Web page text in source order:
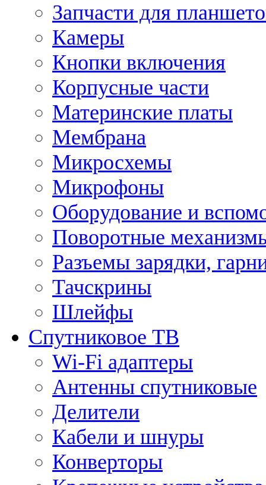
Запчасти для
Камеры
Кнопки включения
Корпусные части
Материнские платы
Мембрана
Микросхемы
Микрофоны
Оборудование и
Поворотные
Разъемы зарядки,
Тачскрины
Шлейфы
Спутниковое ТВ
Wi-Fi адаптеры
Антенны спутниковые
Делители
Кабели и шнуры
Конверторы